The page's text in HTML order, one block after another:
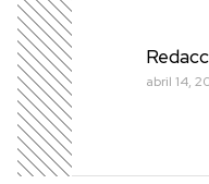
abril 14,